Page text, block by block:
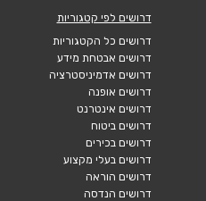
דרושים לפי קטגוריות
דרושים כל הקטגוריות
דרושים אבטחת מידע
דרושים אדמיניסטרציה
דרושים אופנה
דרושים אינטרנט
דרושים ביטוח
דרושים בכירים
דרושים בעלי מקצוע
דרושים הוראה
דרושים הנדסה